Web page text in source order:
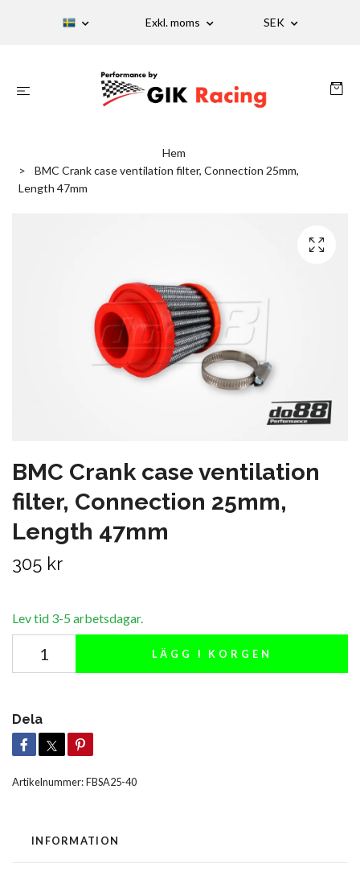
Exkl. moms SEK
Hem
BMC Crank case ventilation filter, Connection 25mm,
Length 47mm
BMC Crank case ventilation
filter, Connection 25mm,
Length 47mm
305 kr
Lev tid 3-5 arbetsdagar.
LÄGG I KORGEN
Dela
Artikelnummer:FBSA25-40
INFORMATION